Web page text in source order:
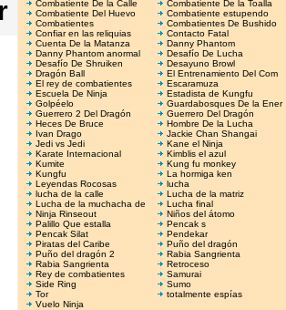
Combatiente De la Calle
Combatiente De la Toalla
Combatiente Del Huevo
Combatiente estupendo
Combatientes
Combatientes De Bushido
Confiar en las reliquias
Contacto Fatal
Cuenta De la Matanza
Danny Phantom
Danny Phantom anormal
Desafío De Lucha
Desafío De Shruiken
Desayuno Browl
Dragón Ball
El Entrenamiento Del Com
El rey de combatientes
Escaramuza
Escuela De Ninja
Estadista de Kungfu
Golpéelo
Guardabosques De la Ener
Guerrero 2 Del Dragón
Guerrero Del Dragón
Heces De Bruce
Hombre De la Lucha
Ivan Drago
Jackie Chan Shangai
Jedi vs Jedi
Kane el Ninja
Karate Internacional
Kimblis el azul
Kumite
Kung fu monkey
Kungfu
La hormiga ken
Leyendas Rocosas
lucha
lucha de la calle
Lucha de la matriz
Lucha de la muchacha de
Lucha final
Ninja Rinseout
Niños del átomo
Palillo Que estalla
Pencak s
Pencak Silat
Pendekar
Piratas del Caribe
Puño del dragón
Puño del dragón 2
Rabia Sangrienta
Rabia Sangrienta
Retroceso
Rey de combatientes
Samurai
Side Ring
Sumo
Tor
totalmente espías
Vuelo Ninja